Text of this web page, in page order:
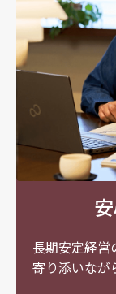
長期安定経営
寄り添いなが